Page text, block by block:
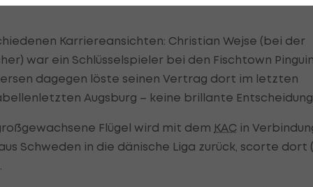
Karriereansichten: Christian Wejse (bei der
war ein Schlüsselspieler bei den Fischtown
dagegen löste seinen Vertrag dort im letzten
Augsburg – keine brillante
Flügel wird mit dem KAC in
Schweden in die dänische Liga zurück, scorte dort